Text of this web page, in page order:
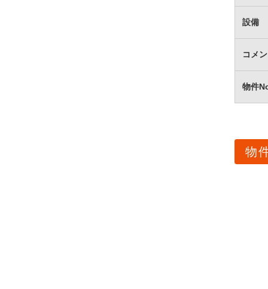
設備
コメ
物件
物